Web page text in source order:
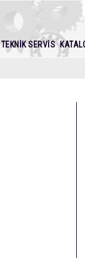
TEKNIK SERVIS